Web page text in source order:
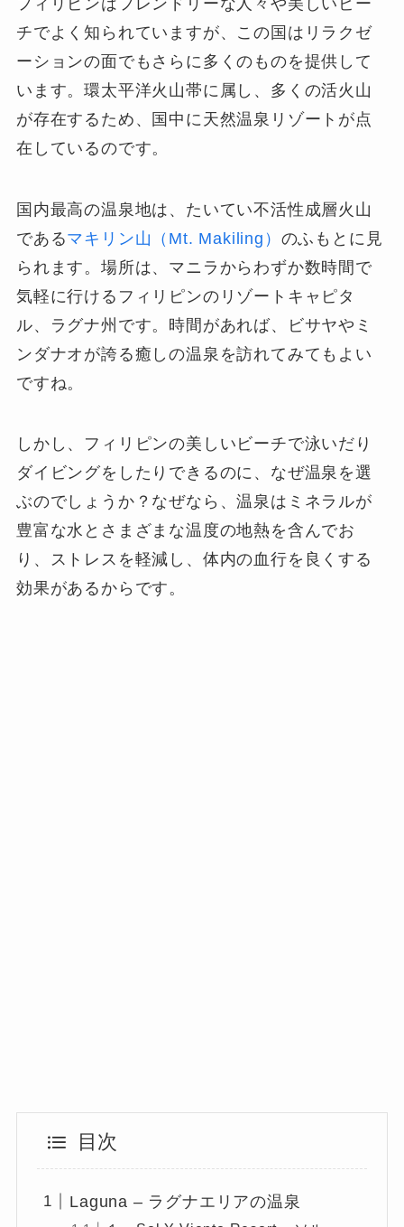
チでよく知られていますが、この国はリラクゼ
ーションの面でもさらに多くのものを提供して
います。環太平洋火山帯に属し、多くの活火山
が存在するため、国中に天然温泉リゾートが点
在しているのです。
国内最高の温泉地は、たいてい不活性成層火山
であるマキリン山（Mt. Makiling） のふもとに見
られます。場所は、マニラからわずか数時間で
気軽に行けるフィリピンのリゾートキャピタ
ル、ラグナ州です。時間があれば、ビサヤやミ
ンダナオが誇る癒しの温泉を訪れてみてもよい
ですね。
しかし、フィリピンの美しいビーチで泳いだり
ダイビングをしたりできるのに、なぜ温泉を選
ぶのでしょうか？なぜなら、温泉はミネラルが
豊富な水とさまざまな温度の地熱を含んでお
り、ストレスを軽減し、体内の血行を良くする
効果があるからです。
目次
Laguna – ラグナエリアの温泉